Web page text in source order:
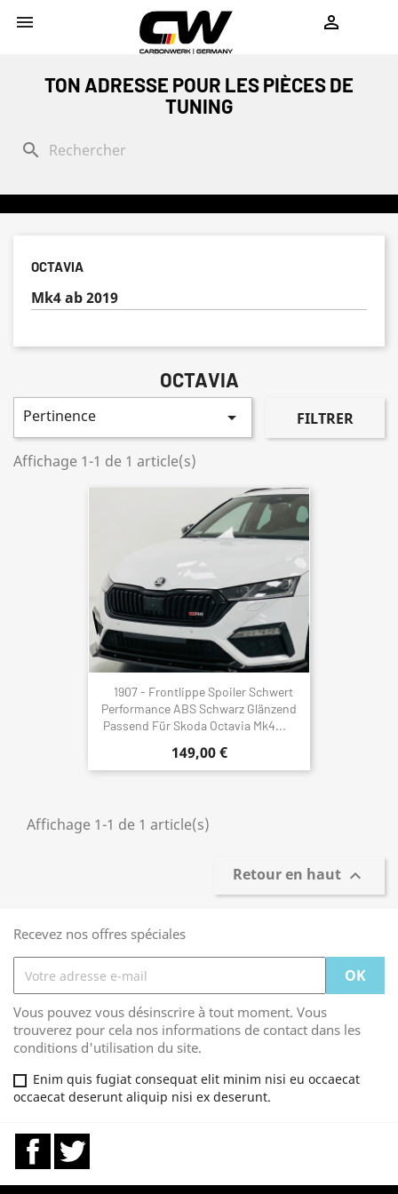
 
TON ADRESSE POUR LES PIÈCES DE
TUNING
search
OCTAVIA
Mk4 ab 2019
OCTAVIA
Pertinence  FILTRER
Affichage 1-1 de 1 article(s)
1907 - Frontlippe Spoiler Schwert
Performance ABS Schwarz Glänzend
Passend Für Skoda Octavia Mk4...
149,00 €
Affichage 1-1 de 1 article(s)
Retour en haut 
Recevez nos offres spéciales
Vous pouvez vous désinscrire à tout moment. Vous
trouverez pour cela nos informations de contact dans les
conditions d'utilisation du site.
Enim quis fugiat consequat elit minim nisi eu occaecat
occaecat deserunt aliquip nisi ex deserunt.
Facebook